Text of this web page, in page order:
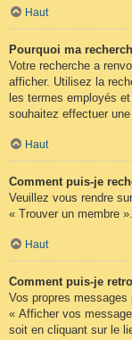
Haut
Pourquoi ma
Votre recherche a
afficher. Utilisez la
les termes employés
souhaitez effectuer
Haut
Comment puis-je
Veuillez vous rendre
« Trouver un membre ».
Haut
Comment puis-je
Vos propres
« Afficher vos
soit en cliquant sur le